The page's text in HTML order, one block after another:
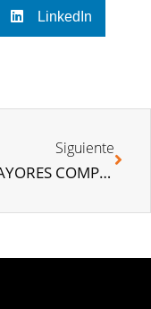
LinkedIn
Siguiente
LOS MAYORES COMPRADORES DE VIVIENDA EN ESPAÑA